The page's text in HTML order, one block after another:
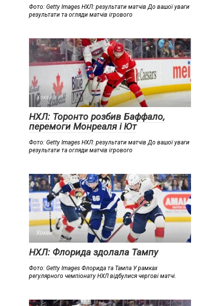
Фото: Getty Images НХЛ: результати матчів До вашої уваги
результати та огляди матчів ігрового
Хокей
НХЛ: Торонто розбив Баффало,
перемоги Монреаля і Ют
Фото: Getty Images НХЛ: результати матчів До вашої уваги
результати та огляди матчів ігрового
Хокей
НХЛ: Флорида здолала Тампу
Фото: Getty Images Флорида та Тампа У рамках
регулярного чемпіонату НХЛ відбулися чергові матчі.